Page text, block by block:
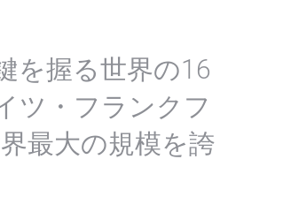
を握る世界の16
ツ・フランクフ
最大の規模を誇